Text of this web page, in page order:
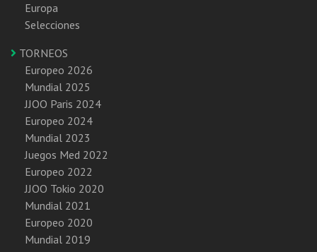
Europa
Selecciones
TORNEOS
Europeo 2026
Mundial 2025
JJOO Paris 2024
Europeo 2024
Mundial 2023
Juegos Med 2022
Europeo 2022
JJOO Tokio 2020
Mundial 2021
Europeo 2020
Mundial 2019